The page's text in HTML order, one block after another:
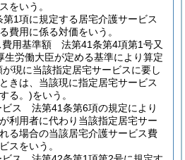
をいう。
1項に規定する居宅介護サービス
費用に係る対価をいう。
費用基準額 法第41条第4項第1号又
生労働大臣が定める基準により算定
が現に当該指定居宅サービスに要し
きは、当該現に指定居宅サービス
る。)をいう。
ビス 法第41条第6項の規定により
利用者に代わり当該指定居宅サー
る場合の当該居宅介護サービス費
スをいう。